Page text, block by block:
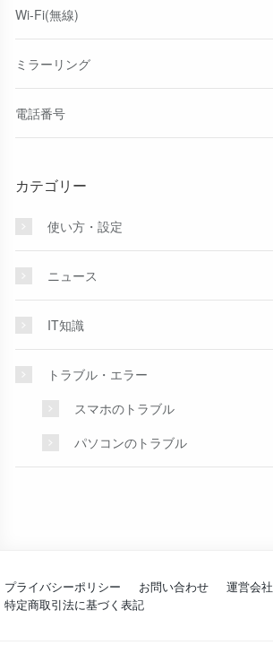
Wi-Fi(無線)
ミラーリング
電話番号
カテゴリー
使い方・設定
ニュース
IT知識
トラブル・エラー
スマホのトラブル
パソコンのトラブル
プライバシーポリシー お問い合わせ
運営会社
特定商取引法に基づく表記